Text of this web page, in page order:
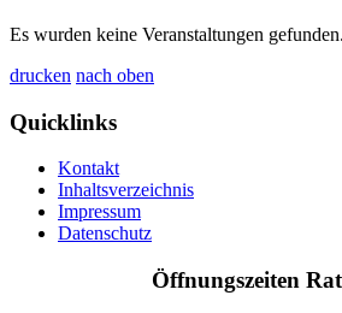
Es wurden keine Veranstaltungen gefunden.
drucken nach oben
Quicklinks
Kontakt
Inhaltsverzeichnis
Impressum
Datenschutz
Öffnungszeiten